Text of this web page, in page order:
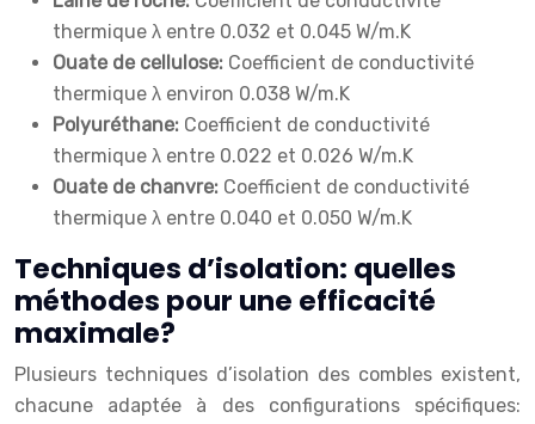
thermique λ entre 0.032 et 0.045 W/m.K
Ouate de cellulose: Coefficient de conductivité
thermique λ environ 0.038 W/m.K
Polyuréthane: Coefficient de conductivité
thermique λ entre 0.022 et 0.026 W/m.K
Ouate de chanvre: Coefficient de conductivité
thermique λ entre 0.040 et 0.050 W/m.K
Techniques d’isolation: quelles
méthodes pour une efficacité
maximale?
Plusieurs techniques d’isolation des combles existent,
chacune adaptée à des configurations spécifiques: